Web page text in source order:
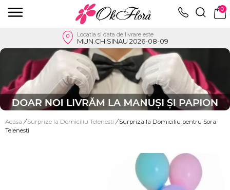
0
Locatia si data de livrare este
MUN.CHISINAU 2026-08-09
Acasa / Surprize la Domiciliu Telenesti / Surpriza la Domiciliu pentru Sora
Telenesti